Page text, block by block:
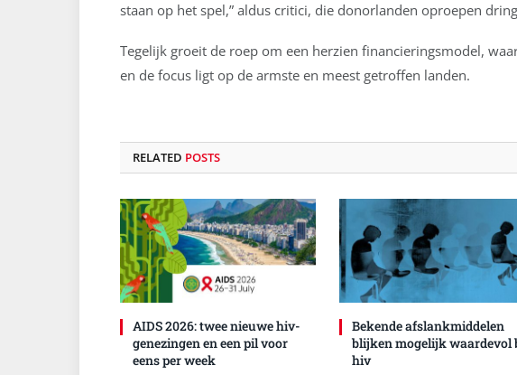
staan op het spel,” aldus critici, die donorlanden oproepen
Tegelijk groeit de roep om een herzien financierings­model,
en de focus ligt op de armste en meest getroffen landen.
RELATED POSTS
AIDS 2026: twee nieuwe hiv-
genezingen en een pil voor
eens per week
Bekende afslankmiddelen
blijken mogelijk waardevol
hiv